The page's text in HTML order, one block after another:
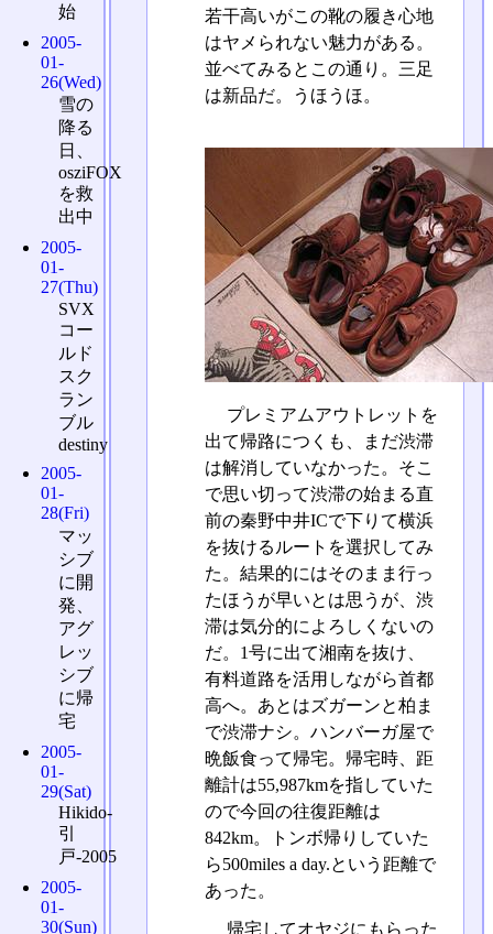
若干高いがこの靴の履き心地
はヤメられない魅力がある。
並べてみるとこの通り。三足
は新品だ。うほうほ。
プレミアムアウトレットを
出て帰路につくも、まだ渋滞
は解消していなかった。そこ
で思い切って渋滞の始まる直
前の秦野中井ICで下りて横浜
を抜けるルートを選択してみ
た。結果的にはそのまま行っ
たほうが早いとは思うが、渋
滞は気分的によろしくないの
だ。1号に出て湘南を抜け、
有料道路を活用しながら首都
高へ。あとはズガーンと柏ま
で渋滞ナシ。ハンバーガ屋で
晩飯食って帰宅。帰宅時、距
離計は55,987kmを指していた
ので今回の往復距離は
842km。トンボ帰りしていた
ら500miles a day.という距離で
あった。
帰宅してオヤジにもらった
始
2005-
01-
26(Wed)
雪の
降る
日、
osziFOX
を救
出中
2005-
01-
27(Thu)
SVX
コー
ルド
スク
ラン
ブル
destiny
2005-
01-
28(Fri)
マッ
シブ
に開
発、
アグ
レッ
シブ
に帰
宅
2005-
01-
29(Sat)
Hikido-
引
戸-2005
2005-
01-
30(Sun)